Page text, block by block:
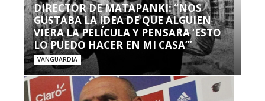
DIRECTOR DE MATAPANKI: “NOS
GUSTABA LA IDEA DE QUE ALGUIEN
VIERA LA PELÍCULA Y PENSARA ‘ESTO
LO PUEDO HACER EN MI CASA’”
VANGUARDIA